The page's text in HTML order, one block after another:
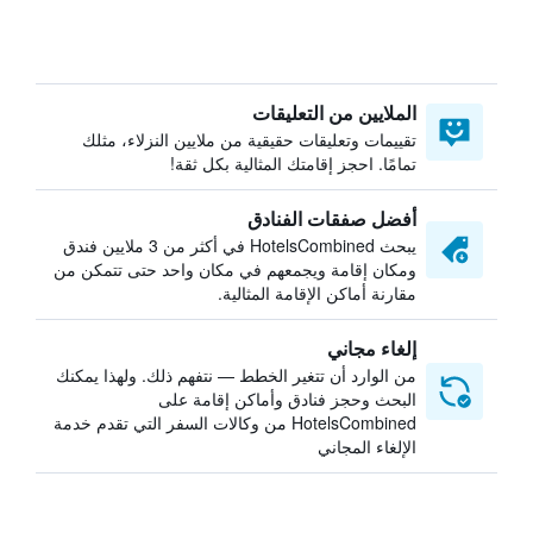
الملايين من التعليقات
تقييمات وتعليقات حقيقية من ملايين النزلاء، مثلك
تمامًا. احجز إقامتك المثالية بكل ثقة!
أفضل صفقات الفنادق
يبحث HotelsCombined في أكثر من 3 ملايين فندق
ومكان إقامة ويجمعهم في مكان واحد حتى تتمكن من
مقارنة أماكن الإقامة المثالية.
إلغاء مجاني
من الوارد أن تتغير الخطط — نتفهم ذلك. ولهذا يمكنك
البحث وحجز فنادق وأماكن إقامة على
HotelsCombined من وكالات السفر التي تقدم خدمة
الإلغاء المجاني